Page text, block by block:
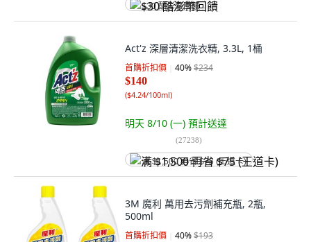
$30 酷澎幣回饋
Act'z 深層清潔洗衣精, 3.3L, 1桶
首購折扣價 40%$234
$140
($4.24/100ml)
明天 8/10 (一) 預計送達
(27238)
满 $1,500 再省 $75 (王道卡)
3M 魔利 萬用去污劑補充瓶, 2瓶,
500ml
首購折扣價 40%$193